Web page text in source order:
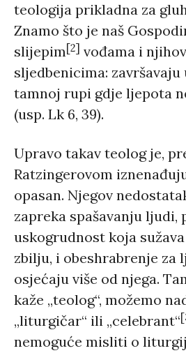
teologija prikladna za
Znamo što je naš
slijepim[2] vođama i
sljedbenicima:
tamnoj rupi gdje ljepota
(usp. Lk 6, 39).
Upravo takav teolog je,
Ratzingerovom
opasan. Njegov
zapreka spašavanju ljudi,
uskogrudnost koja
zbilju, i obeshrabrenje za
osjećaju više od njega.
kaže „teolog“, možemo
„liturgičar“ ili „celebrant“
nemoguće misliti o